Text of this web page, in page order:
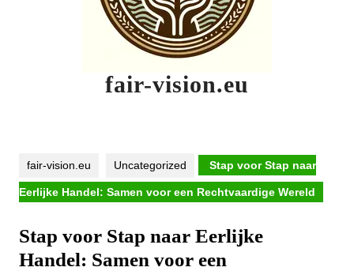
fair-vision.eu
fair-vision.eu Uncategorized Stap voor Stap naar
Eerlijke Handel: Samen voor een Rechtvaardige Wereld
Stap voor Stap naar Eerlijke
Handel: Samen voor een